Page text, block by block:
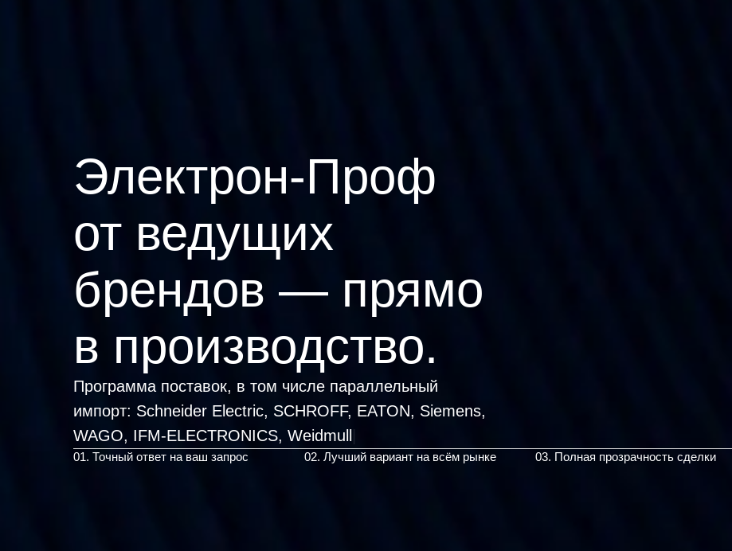
Электрон-Проф
от ведущих
брендов — прямо
в производство.
Программа поставок, в том числе параллельный
импорт: Schneider Electric, SCHROFF, EATON, Siemens,
WAG|
01. Точный ответ на ваш запрос 02. Лучший вариант на всём рынке 03. Полная прозрачность сделки